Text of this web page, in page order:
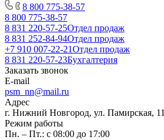
8 800 775-38-57
8 800 775-38-57
8 831 220-57-25Отдел продаж
8 831 252-84-94Отдел продаж
+7 910 007-22-21Отдел продаж
8 831 220-57-23Бухгалтерия
Заказать звонок
E-mail
psm_nn@mail.ru
Адрес
г. Нижний Новгород, ул. Памирская, 11
Режим работы
Пн. – Пт.: с 08:00 до 17:00